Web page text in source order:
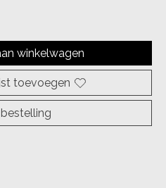
winkelwagen
toevoegen